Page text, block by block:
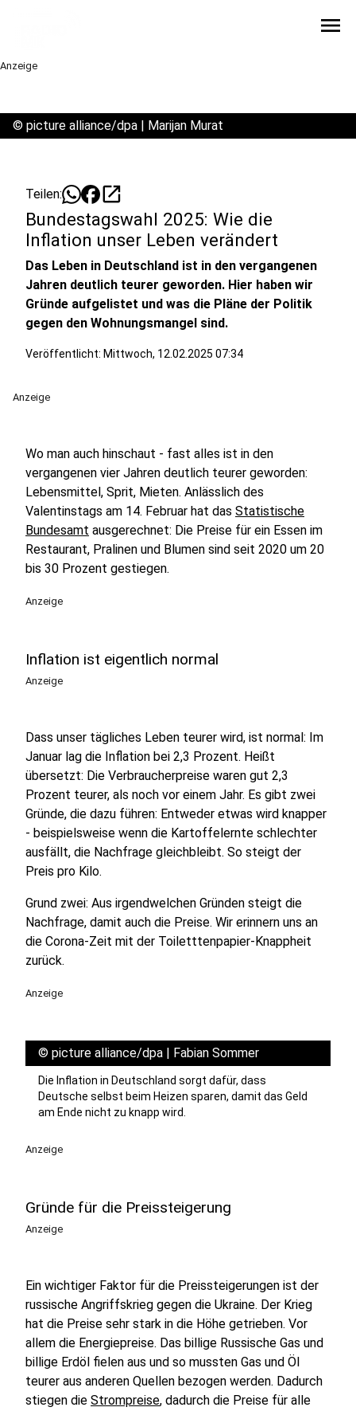
menu
Anzeige
© picture alliance/dpa | Marijan Murat
Teilen: open_in_new
Bundestagswahl 2025: Wie die
Inflation unser Leben verändert
Das Leben in Deutschland ist in den vergangenen
Jahren deutlich teurer geworden. Hier haben wir
Gründe aufgelistet und was die Pläne der Politik
gegen den Wohnungsmangel sind.
Veröffentlicht: Mittwoch, 12.02.2025 07:34
Anzeige
Wo man auch hinschaut - fast alles ist in den
vergangenen vier Jahren deutlich teurer geworden:
Lebensmittel, Sprit, Mieten. Anlässlich des
Valentinstags am 14. Februar hat das Statistische
Bundesamt ausgerechnet: Die Preise für ein Essen im
Restaurant, Pralinen und Blumen sind seit 2020 um 20
bis 30 Prozent gestiegen.
Anzeige
Inflation ist eigentlich normal
Anzeige
Dass unser tägliches Leben teurer wird, ist normal: Im
Januar lag die Inflation bei 2,3 Prozent. Heißt
übersetzt: Die Verbraucherpreise waren gut 2,3
Prozent teurer, als noch vor einem Jahr. Es gibt zwei
Gründe, die dazu führen: Entweder etwas wird knapper
- beispielsweise wenn die Kartoffelernte schlechter
ausfällt, die Nachfrage gleichbleibt. So steigt der
Preis pro Kilo.
Grund zwei: Aus irgendwelchen Gründen steigt die
Nachfrage, damit auch die Preise. Wir erinnern uns an
die Corona-Zeit mit der Toiletttenpapier-Knappheit
zurück.
Anzeige
© picture alliance/dpa | Fabian Sommer
Die Inflation in Deutschland sorgt dafür, dass
Deutsche selbst beim Heizen sparen, damit das Geld
am Ende nicht zu knapp wird.
Anzeige
Gründe für die Preissteigerung
Anzeige
Ein wichtiger Faktor für die Preissteigerungen ist der
russische Angriffskrieg gegen die Ukraine. Der Krieg
hat die Preise sehr stark in die Höhe getrieben. Vor
allem die Energiepreise. Das billige Russische Gas und
billige Erdöl fielen aus und so mussten Gas und Öl
teurer aus anderen Quellen bezogen werden. Dadurch
stiegen die Strompreise, dadurch die Preise für alle